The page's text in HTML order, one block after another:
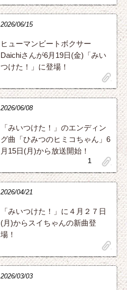
2026/06/15
ヒューマンビートボクサー
Daichiさんが6月19日(金)「みい
つけた！」に登場！
clip
2026/06/08
「みいつけた！」のエンディン
グ曲「ひみつのヒミコちゃん」6
月15日(月)から放送開始！
1 clip
2026/04/21
「みいつけた！」に４月２７日
(月)からスイちゃんの新曲登
場！
clip
2026/03/03